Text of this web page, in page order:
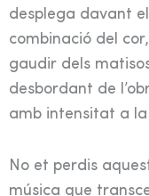
desplega davant
combinació del
gaudir dels
desbordant de
amb intensitat a la
No et perdis
música que